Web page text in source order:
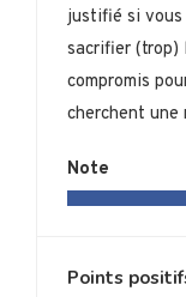
justifié si vous
sacrifier (trop)
compromis
cherchent
Note
Points